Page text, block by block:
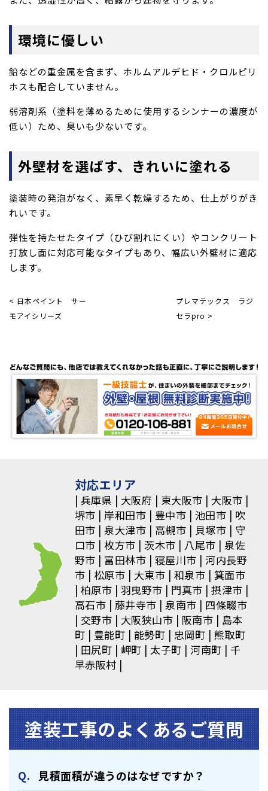
環境に優しい
鉛などの重金属を含まず、ホルムアルデヒド・クロルピリ
ホスも配合していません。
弱溶剤系（塗料を薄めるために使用するシンナーの濃度が
低い）ため、臭いも少ないです。
外壁材を選ばす、きれいに塗れる
塗装時の発泡がなく、素早く乾燥するため、仕上がりがき
れいです。
弾性を持たせたタイプ（ひび割れにくい）やコンクリート
打放し面に対応可能なタイプもあり、幅広い外壁材に適応
します。
< 日本ペイント サー
モアイシリーズ
プレマテックス ラジ
セラpro >
対応エリア
兵庫県 大阪府 東大阪市
大阪市
堺市
岸和田市 豊中市 池田市
吹
田市
泉大津市 高槻市 貝塚市
守
口市
枚方市 茨木市 八尾市
泉佐
野市
富田林市 寝屋川市
河内長野
市
松原市 大東市 和泉市 箕面市
柏原市 羽曳野市 門真市
摂津市
高石市
藤井寺市 泉南市
四條畷市
交野市
大阪狭山市 阪南市
島本
町
豊能町 能勢町 忠岡町 熊取町
田尻町
岬町 太子町 河南町
千
早赤阪村
塗装⼯事のよくあるご質問
⾒積⾯積が違うのはなぜですか？